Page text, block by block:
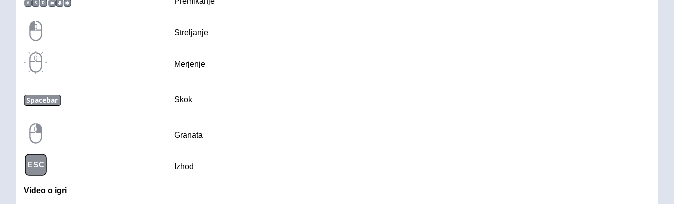
A
S D
Streljanje
Merjenje
Spacebar Skok
Granata
ESC Izhod
Video o igri